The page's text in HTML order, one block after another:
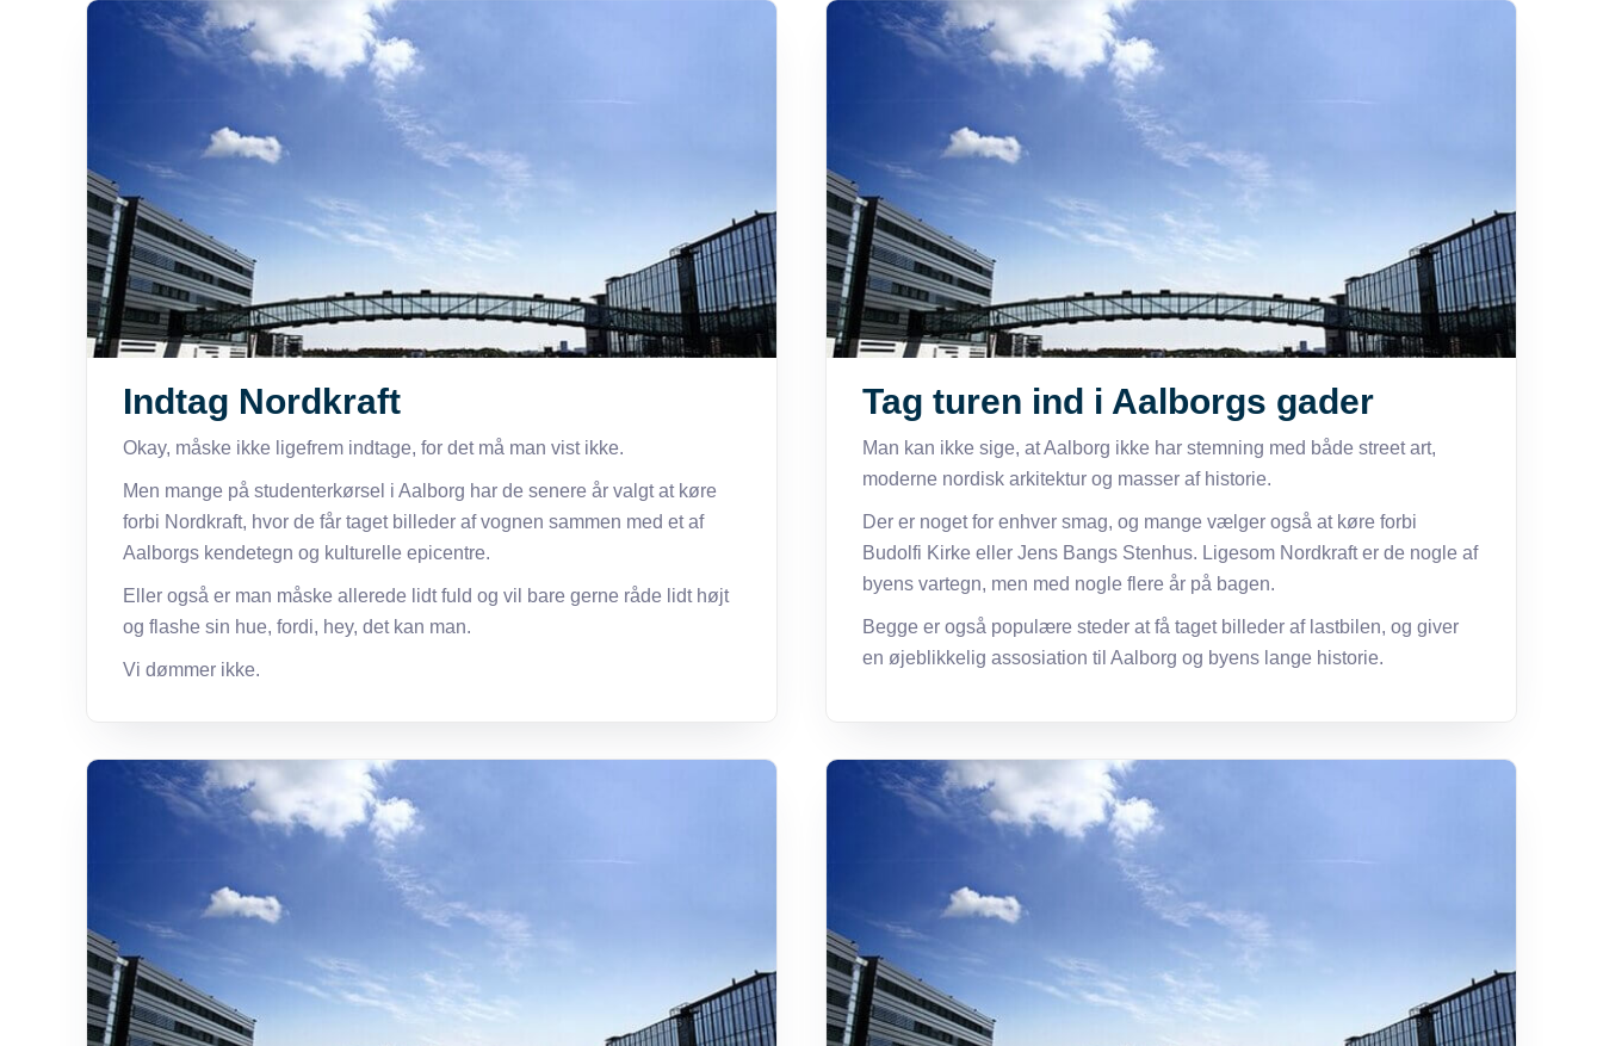
Indtag Nordkraft
Okay, måske ikke ligefrem indtage, for det må man vist ikke.
Men mange på studenterkørsel i Aalborg har de senere år valgt at køre
forbi Nordkraft, hvor de får taget billeder af vognen sammen med et af
Aalborgs kendetegn og kulturelle epicentre.
Eller også er man måske allerede lidt fuld og vil bare gerne råde lidt højt
og flashe sin hue, fordi, hey, det kan man.
Vi dømmer ikke.
Tag turen ind i Aalborgs gader
Man kan ikke sige, at Aalborg ikke har stemning med både street art,
moderne nordisk arkitektur og masser af historie.
Der er noget for enhver smag, og mange vælger også at køre forbi
Budolfi Kirke eller Jens Bangs Stenhus. Ligesom Nordkraft er de nogle af
byens vartegn, men med nogle flere år på bagen.
Begge er også populære steder at få taget billeder af lastbilen, og giver
en øjeblikkelig assosiation til Aalborg og byens lange historie.